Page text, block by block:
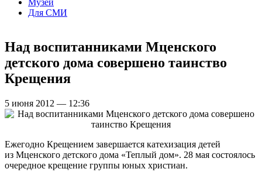
Для СМИ
Над воспитанниками Мценского
детского дома совершено таинство
Крещения
5 июня 2012 — 12:36
Ежегодно Крещением завершается катехизация детей
из Мценского детского дома «Теплый дом». 28 мая состоялось
очередное крещение группы юных христиан.